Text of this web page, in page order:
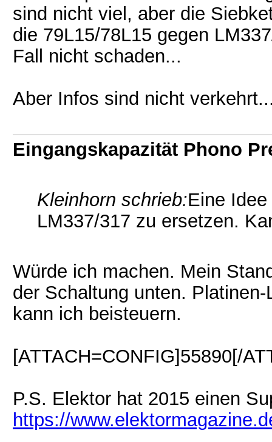
sind nicht viel, aber die
die 79L15/78L15 gegen
Fall nicht schaden...
Aber Infos sind nicht
Eingangskapazität Phono
Kleinhorn schrieb:Eine
LM337/317 zu ersetzen.
Würde ich machen. Mein
der Schaltung unten.
kann ich beisteuern.
[ATTACH=CONFIG]55890[/
P.S. Elektor hat 2015 einen
https://